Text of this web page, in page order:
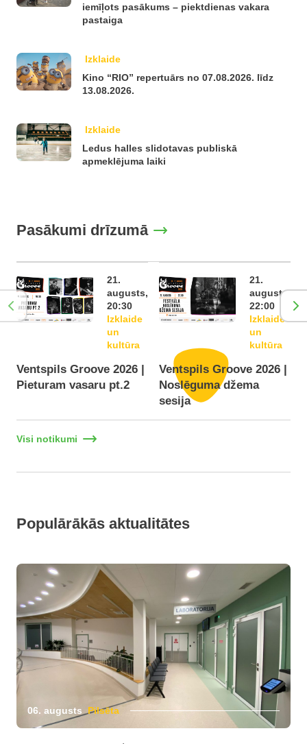
iemīļots pasākums – piektdienas vakara
pastaiga
Izklaide
Kino “RIO” repertuārs no 07.08.2026. līdz
13.08.2026.
Izklaide
Ledus halles slidotavas publiskā
apmeklējuma laiki
Pasākumi drīzumā
21.
augusts,
20:30
Izklaide
un
kultūra
Ventspils Groove 2026 |
Pieturam vasaru pt.2
21.
augusts,
22:00
Izklaide
un
kultūra
Ventspils Groove 2026 |
Noslēguma džema
sesija
Visi notikumi
Populārākās aktualitātes
06. augusts Pilsēta